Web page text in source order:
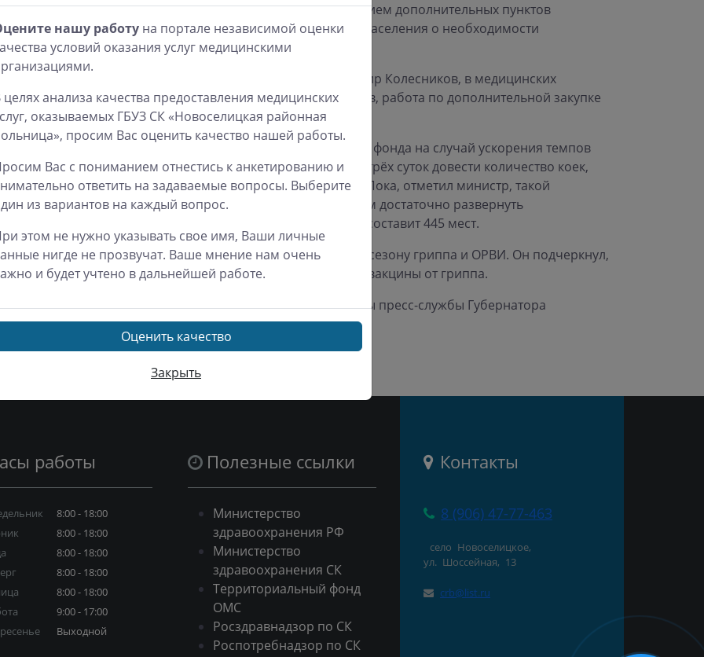
резерв лекарственных средств, наряду с развёртыванием дополнительных пунктов
вакцинации усилить разъяснительную работу среди населения о необходимости
ревакцинации.
Как сообщил министр здравоохранения края Владимир Колесников, в медицинских
учреждениях создан достаточной запас медикаментов, работа по дополнительной закупке
лекарственных препаратов продолжается.
Утверждён план поэтапного развёртывания коечного фонда на случай ускорения темпов
распространения инфекции. Он позволяет в течение трёх суток довести количество коек,
оборудованных всем необходимым, до 1027 единиц. Пока, отметил министр, такой
необходимости нет – для оказания помощи пациентам достаточно развернуть
дополнительные 50 коек, после чего их общее число составит 445 мест.
Также Владимир Колесников доложил о подготовке к сезону гриппа и ОРВИ. Он подчеркнул,
что край планирует закупить почти 1,5 миллиона доз вакцины от гриппа.
При подготовке публикации использованы материалы пресс-службы Губернатора
Ставропольского края
Ссылка на новость:https://tfomssk.ru/~5HGjh
работы
8:00 - 18:00
8:00 - 18:00
8:00 - 18:00
8:00 - 18:00
8:00 - 18:00
9:00 - 17:00
Выходной
Полезные ссылки
Министерство
здравоохранения РФ
Министерство
здравоохранения СК
Территориальный фонд
ОМС
Росздравнадзор по СК
Роспотребнадзор по СК
Контакты
8 (906) 47-77-463
село Новоселицкое,
ул. Шоссейная, 13
crb@list.ru
нашу работу на портале независимой оценки
условий оказания услуг медицинскими
целях анализа качества предоставления медицинских
оказываемых ГБУЗ СК «Новоселицкая районная
просим Вас оценить качество нашей работы.
Вас с пониманием отнестись к анкетированию и
ответить на задаваемые вопросы. Выберите
из вариантов на каждый вопрос.
этом не нужно указывать свое имя, Ваши личные
нигде не прозвучат. Ваше мнение нам очень
и будет учтено в дальнейшей работе.
Оценить качество
Закрыть